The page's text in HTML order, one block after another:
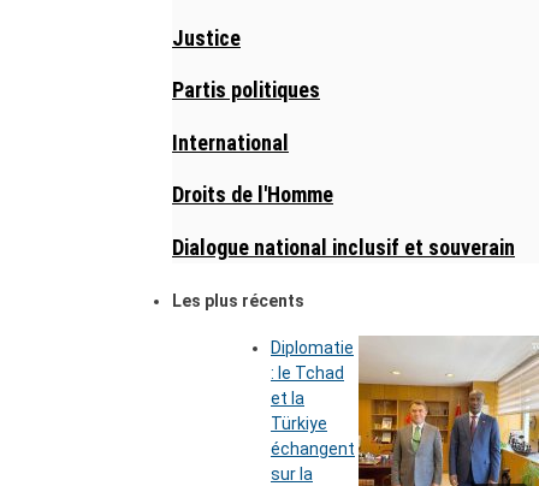
Justice
Partis politiques
International
Droits de l'Homme
Dialogue national inclusif et souverain
Les plus récents
Diplomatie
: le Tchad
et la
Türkiye
échangent
sur la